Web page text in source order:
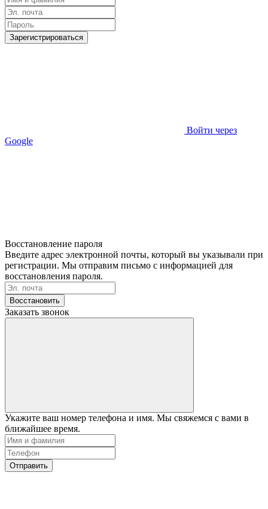
Зарегистрироваться
Войти через
Google
Восстановление пароля
Введите адрес электронной почты, который вы указывали при
регистрации. Мы отправим письмо с информацией для
восстановления пароля.
Восстановить
Заказать звонок
Укажите ваш номер телефона и имя. Мы свяжемся с вами в
ближайшее время.
Отправить